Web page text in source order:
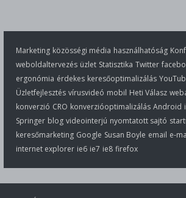
Marketing közösségi média használhatóság
weboldaltervezés üzlet Statisztika Twitter
ergonómia érdekes keresőoptimalizálás
Üzletfejlesztés vírusvideó mobil Heti Válasz
konverzió CRO konverzióoptimalizálás Android
Springer blog videointerjú nyomtatott sajtó
keresőmarketing Google Susan Boyle email e-
internet explorer ie6 ie7 ie8 firefox